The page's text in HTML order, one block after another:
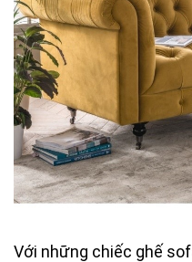
Với những chiếc ghế